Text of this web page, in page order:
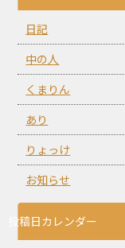
日記
中の人
くまりん
あり
りょっけ
お知らせ
投稿日カレンダー